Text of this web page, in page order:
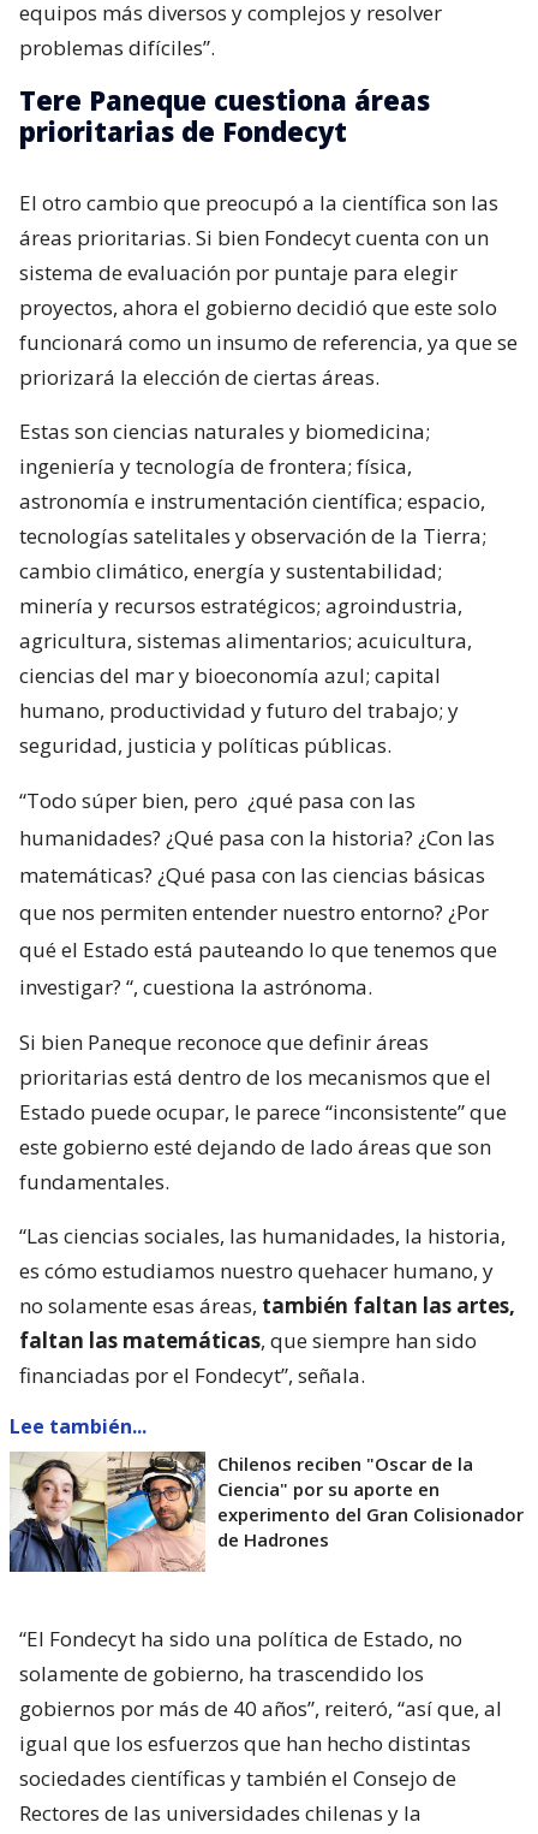
equipos más diversos y complejos y resolver
problemas difíciles”.
Tere Paneque cuestiona áreas
prioritarias de Fondecyt
El otro cambio que preocupó a la científica son las
áreas prioritarias. Si bien Fondecyt cuenta con un
sistema de evaluación por puntaje para elegir
proyectos, ahora el gobierno decidió que este solo
funcionará como un insumo de referencia, ya que se
priorizará la elección de ciertas áreas.
Estas son ciencias naturales y biomedicina;
ingeniería y tecnología de frontera; física,
astronomía e instrumentación científica; espacio,
tecnologías satelitales y observación de la Tierra;
cambio climático, energía y sustentabilidad;
minería y recursos estratégicos; agroindustria,
agricultura, sistemas alimentarios; acuicultura,
ciencias del mar y bioeconomía azul; capital
humano, productividad y futuro del trabajo; y
seguridad, justicia y políticas públicas.
“Todo súper bien, pero ¿qué pasa con las
humanidades? ¿Qué pasa con la historia? ¿Con las
matemáticas? ¿Qué pasa con las ciencias básicas
que nos permiten entender nuestro entorno? ¿Por
qué el Estado está pauteando lo que tenemos que
investigar? “, cuestiona la astrónoma.
Si bien Paneque reconoce que definir áreas
prioritarias está dentro de los mecanismos que el
Estado puede ocupar, le parece “inconsistente” que
este gobierno esté dejando de lado áreas que son
fundamentales.
“Las ciencias sociales, las humanidades, la historia,
es cómo estudiamos nuestro quehacer humano, y
no solamente esas áreas, también faltan las artes,
faltan las matemáticas, que siempre han sido
financiadas por el Fondecyt”, señala.
Lee también...
Chilenos reciben "Oscar de la
Ciencia" por su aporte en
experimento del Gran Colisionador
de Hadrones
“El Fondecyt ha sido una política de Estado, no
solamente de gobierno, ha trascendido los
gobiernos por más de 40 años”, reiteró, “así que, al
igual que los esfuerzos que han hecho distintas
sociedades científicas y también el Consejo de
Rectores de las universidades chilenas y la